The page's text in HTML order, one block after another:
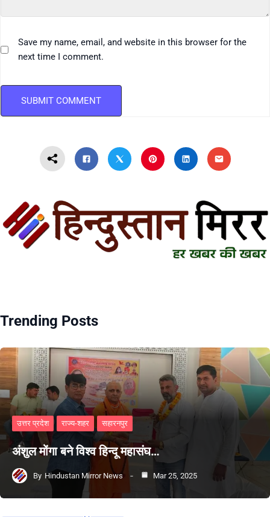
Save my name, email, and website in this browser for the
next time I comment.
Trending Posts
उत्तर प्रदेश राज्य-शहर सहारनपुर
अंशुल मोंगा बने विश्व हिन्दू महासंघ…
By Hindustan Mirror News Mar 25, 2025